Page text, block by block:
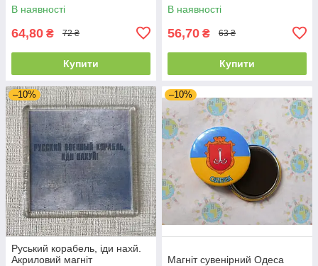
В наявності
64,80 ₴ 72 ₴
Купити
В наявності
56,70 ₴ 63 ₴
Купити
–10%
Руський корабель, іди нахй.
Акриловий магніт
–10%
Магніт сувенірний Одеса